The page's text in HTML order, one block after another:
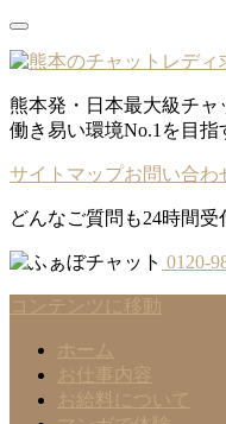
熊本発・日本最大級チャ
働き易い環境No.1を目指
サイトマップお問い合わ
どんなご質問も24時間受
0120-
コンテンツに移動
ホーム
お仕事内容
お給料について